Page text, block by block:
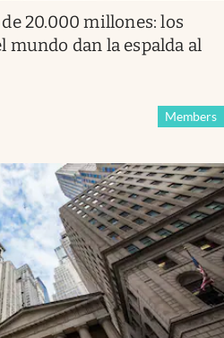
20.000 millones: los
mundo dan la espalda al
Members